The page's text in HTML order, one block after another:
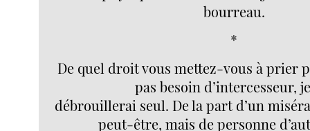
bourreau.
*
De quel droit vous mettez-vous à prier
pas besoin d’intercesseur,
débrouillerai seul. De la part d’un
peut-être, mais de personne